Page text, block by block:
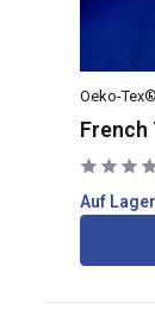
Oeko-Tex®
French
Auf Lager